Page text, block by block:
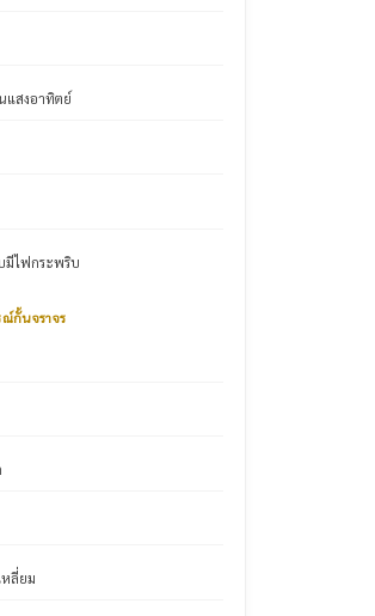
แสงอาทิตย์
ไฟกระพริบ
กั้นจราจร
หลี่ยม